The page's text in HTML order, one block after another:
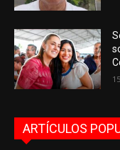
ARTÍCULOS